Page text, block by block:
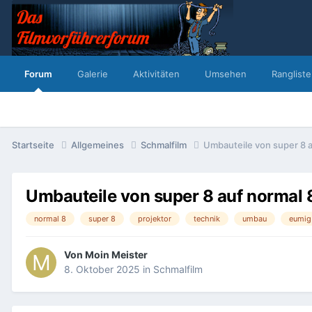
Forum Galerie Aktivitäten Umsehen Rangliste
Startseite Allgemeines Schmalfilm Umbauteile von super 8
Umbauteile von super 8 auf normal
normal 8 super 8 projektor technik umbau eumig
Von Moin Meister
8. Oktober 2025 in Schmalfilm